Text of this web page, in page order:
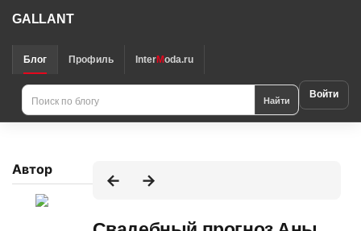
GALLANT
Блог Профиль InterModa.ru
Найти Войти
Автор